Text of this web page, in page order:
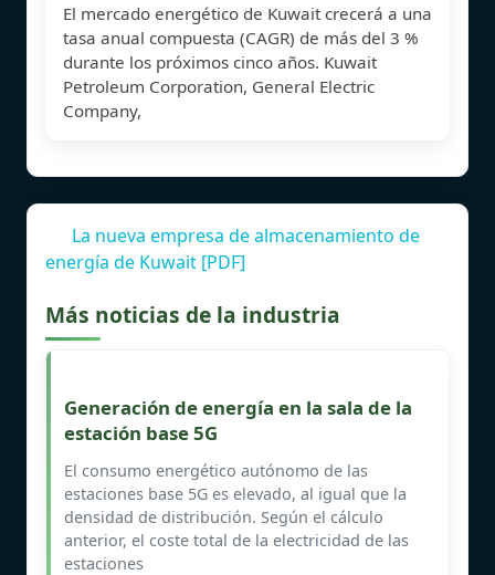
El mercado energético de Kuwait crecerá a una
tasa anual compuesta (CAGR) de más del 3 %
durante los próximos cinco años. Kuwait
Petroleum Corporation, General Electric
Company,
La nueva empresa de almacenamiento de
energía de Kuwait [PDF]
Más noticias de la industria
Generación de energía en la sala de la
estación base 5G
El consumo energético autónomo de las
estaciones base 5G es elevado, al igual que la
densidad de distribución. Según el cálculo
anterior, el coste total de la electricidad de las
estaciones